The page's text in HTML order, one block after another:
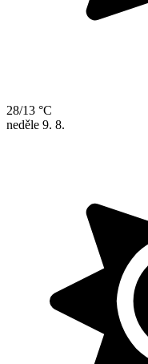
28/13 °C
neděle 9. 8.